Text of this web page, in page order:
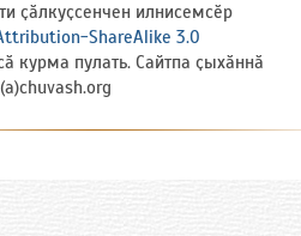
ҫӑлкуҫсенчен илнисемсӗр
ShareAlike 3.0
курма пулать. Сайтпа ҫыхӑннӑ